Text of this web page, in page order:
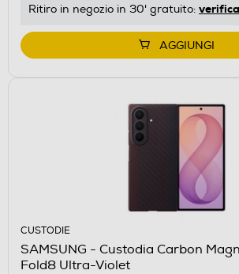
Ritiro in negozio in 30' gratuito: verifica
AGGIUNGI
CUSTODIE
SAMSUNG - Custodia Carbon
Fold8 Ultra-Violet